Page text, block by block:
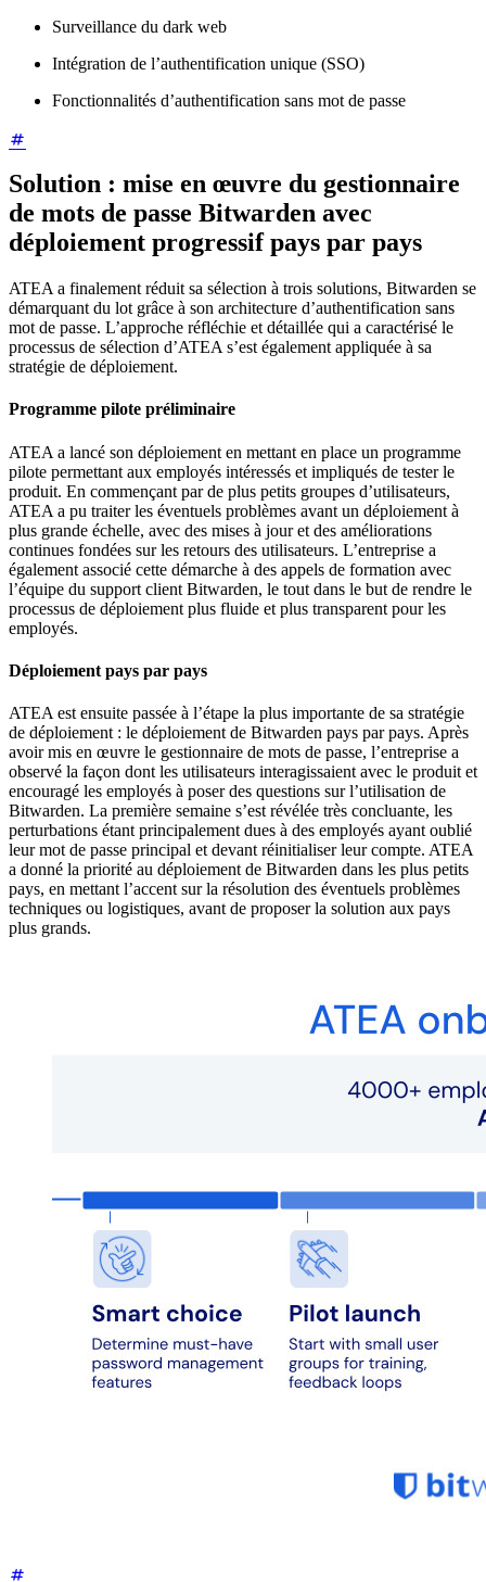
Surveillance du dark web
Intégration de l’authentification unique (SSO)
Fonctionnalités d’authentification sans mot de passe
Solution : mise en œuvre du gestionnaire
de mots de passe Bitwarden avec
déploiement progressif pays par pays
ATEA a finalement réduit sa sélection à trois solutions, Bitwarden se
démarquant du lot grâce à son architecture d’authentification sans
mot de passe. L’approche réfléchie et détaillée qui a caractérisé le
processus de sélection d’ATEA s’est également appliquée à sa
stratégie de déploiement.
Programme pilote préliminaire
ATEA a lancé son déploiement en mettant en place un programme
pilote permettant aux employés intéressés et impliqués de tester le
produit. En commençant par de plus petits groupes d’utilisateurs,
ATEA a pu traiter les éventuels problèmes avant un déploiement à
plus grande échelle, avec des mises à jour et des améliorations
continues fondées sur les retours des utilisateurs. L’entreprise a
également associé cette démarche à des appels de formation avec
l’équipe du support client Bitwarden, le tout dans le but de rendre le
processus de déploiement plus fluide et plus transparent pour les
employés.
Déploiement pays par pays
ATEA est ensuite passée à l’étape la plus importante de sa stratégie
de déploiement : le déploiement de Bitwarden pays par pays. Après
avoir mis en œuvre le gestionnaire de mots de passe, l’entreprise a
observé la façon dont les utilisateurs interagissaient avec le produit et
encouragé les employés à poser des questions sur l’utilisation de
Bitwarden. La première semaine s’est révélée très concluante, les
perturbations étant principalement dues à des employés ayant oublié
leur mot de passe principal et devant réinitialiser leur compte. ATEA
a donné la priorité au déploiement de Bitwarden dans les plus petits
pays, en mettant l’accent sur la résolution des éventuels problèmes
techniques ou logistiques, avant de proposer la solution aux pays
plus grands.